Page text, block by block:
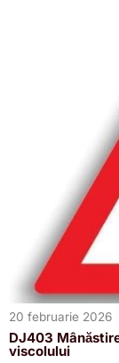
20 februarie 2026
DJ403
viscolului